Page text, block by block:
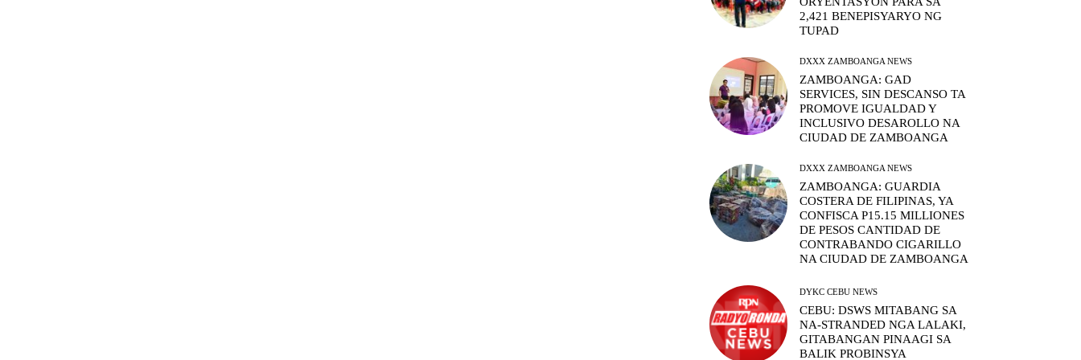
2,421 BENEPISYARYO NG
TUPAD
DXXX ZAMBOANGA NEWS
ZAMBOANGA: GAD
SERVICES, SIN DESCANSO TA
PROMOVE IGUALDAD Y
INCLUSIVO DESAROLLO NA
CIUDAD DE ZAMBOANGA
DXXX ZAMBOANGA NEWS
ZAMBOANGA: GUARDIA
COSTERA DE FILIPINAS, YA
CONFISCA P15.15 MILLIONES
DE PESOS CANTIDAD DE
CONTRABANDO CIGARILLO
NA CIUDAD DE ZAMBOANGA
DYKC CEBU NEWS
CEBU: DSWS MITABANG SA
NA-STRANDED NGA LALAKI,
GITABANGAN PINAAGI SA
BALIK PROBINSYA